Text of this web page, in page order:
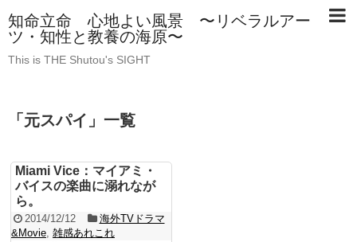
知命立命 心地よい風景 〜リベラルアー
ツ・知性と教養の海原〜
This is THE Shutou's SIGHT
「 元スパイ 」 一覧
Miami Vice：マイアミ・
バイスの楽曲に溺れなが
ら。
2014/12/12
海外TVドラマ
&Movie 雑感あれこれ